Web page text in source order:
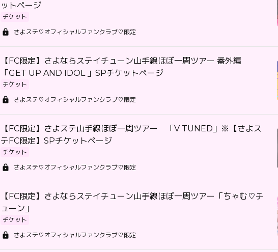
ットページ
チケット
さよステ♡オフィシャルファンクラブ♡限定
【FC限定】さよならステイチューン山手線ほぼ一周ツアー 番外編
「GET UP AND IDOL 」SPチケットページ
チケット
さよステ♡オフィシャルファンクラブ♡限定
【FC限定】さよステ山手線ほぼ一周ツアー 「V TUNED」※【さよス
テFC限定】SPチケットページ
チケット
さよステ♡オフィシャルファンクラブ♡限定
【FC限定】さよならステイチューン山手線ほぼ一周ツアー「ちゃむ♡チ
ューン」
チケット
さよステ♡オフィシャルファンクラブ♡限定